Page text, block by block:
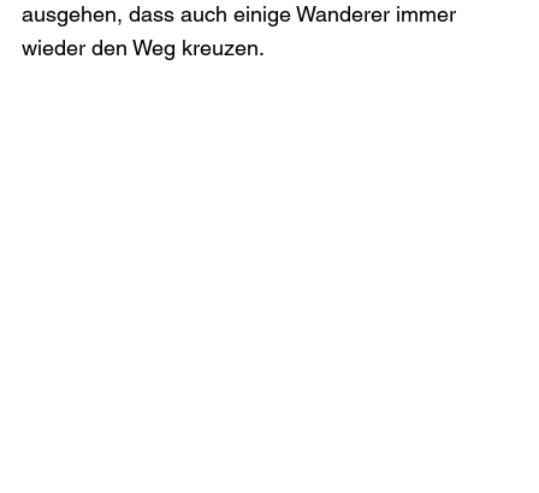
ausgehen, dass auch einige Wanderer immer
wieder den Weg kreuzen.